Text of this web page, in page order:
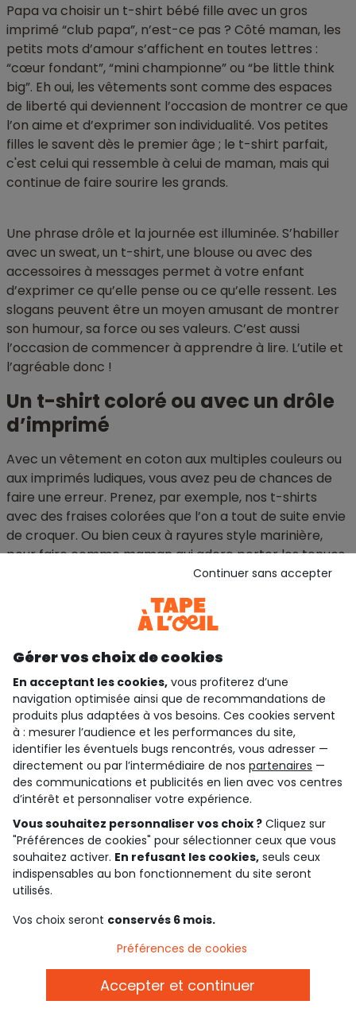
Papa va choisir un t-shirt bébé fille avec un gros
imprimé “club papa”, n’est-ce pas ? Côté maman, les
petits mots d’amour s’affichent en toutes lettres :
“cœur fondant”, “mini championne” ou “be little think
big”. Eh oui, les vêtements sont comme des espaces
de liberté qui deviennent l’occasion de montrer ce que
l’on aime et d’exprimer son individualité. Vos petites
filles le savent dès le premier âge ; le t-shirt parfait,
c'est celui qui ressemble à celui de maman, mais qui
continue de faire sourire les grands.
Une phrase drôle et la journée est illuminée. S’habiller
avec un sweat, un t-shirt, une blouse ou avec des
accessoires à messages permet à votre enfant
d’exprimer ce qu’elle pense ou ce qu’elle ressent. Les
slogans peuvent être un moyen amusant de montrer
son humour, sa force ou ses valeurs. C’est aussi
l’occasion de commencer à apprendre à lire. L’utile et
l’agréable donc !
Un t-shirt coloré ou avec un drôle
d’imprimé
Avec un vêtement en coton aux multiples couleurs ou
aux imprimés ludiques, vous avez peu de chances de
faire une erreur. Prenez, par exemple, nos t-shirts
avec des fraises colorées que l’on a tout de suite envie
de croquer. Ou bien ceux à rayures style marinière,
pour faire comme maman qui adore porter les tenues
de ses créateurs préférés. Un imprimé fleuri ou un top
donne des airs de madame à votre petite chipie. Une
blouse pour fille avec des broderies ou des volants lui
laisse l’opportunité de dire tout haut ce qu’elle
ressent.
Nos modèles sont disponibles en une large gamme de
tailles. Glissez dès à présent votre produit coup de
cœur dans votre panier, sur notre site internet. Tous
les achats sont récompensés par des points de fidélité
pour glisser tout un tas de motifs mignons dans la
penderie de votre petite fille jusqu’à ses… 18 ans ? Pour
son plus grand bonheur bien sûr !
échange et remboursement
sur toute la saison
téléphone
des tonnes de possibilités !
livraison
gratuite dès 10€ d'achats
Gérer vos choix de cookies
En acceptant les cookies, vous profiterez d’une
navigation optimisée ainsi que de recommandations de
produits plus adaptées à vos besoins. Ces cookies servent
à : mesurer l’audience et les performances du site,
identifier les éventuels bugs rencontrés, vous adresser —
directement ou par l’intermédiaire de nos partenaires —
des communications et publicités en lien avec vos centres
d’intérêt et personnaliser votre expérience.
Vous souhaitez personnaliser vos choix ? Cliquez sur
"Préférences de cookies" pour sélectionner ceux que vous
souhaitez activer. En refusant les cookies, seuls ceux
indispensables au bon fonctionnement du site seront
utilisés.
Vos choix seront conservés 6 mois.
Continuer sans accepter
Préférences de cookies
Accepter et continuer